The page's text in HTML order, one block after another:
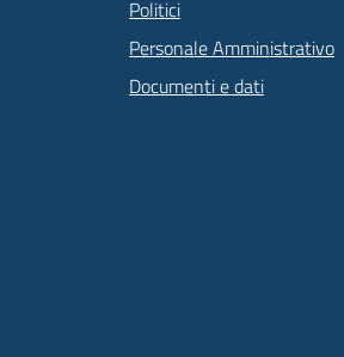
Politici
Personale Amministrativo
Documenti e dati